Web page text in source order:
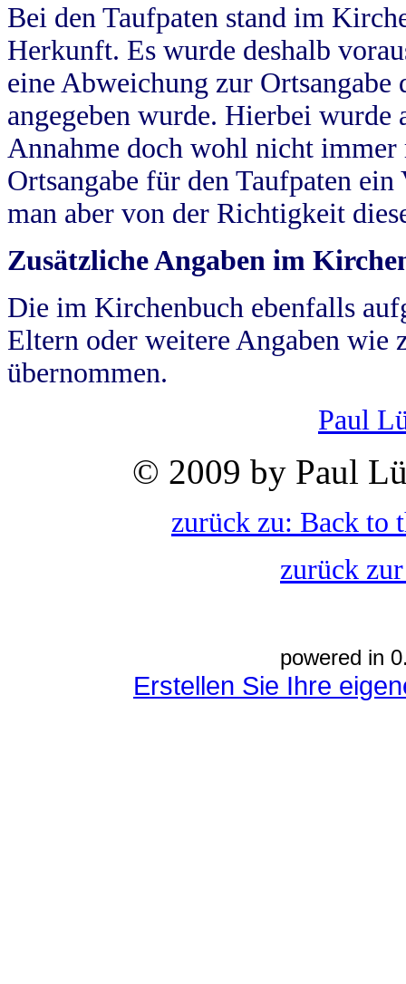
Bei den Taufpaten stand im
Herkunft. Es wurde deshalb
eine Abweichung zur
angegeben wurde. Hierbei wurde
Annahme doch wohl nicht
Ortsangabe für den Taufpaten
man aber von der Richtigkeit
Zusätzliche Angaben im
Die im Kirchenbuch ebenfalls
Eltern oder weitere Angaben wie
übernommen.
Paul
© 2009 by Paul
zurück zu: Back to
zurück
powered in
Erstellen Sie Ihre